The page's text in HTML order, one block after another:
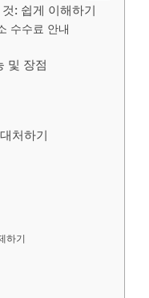
: 쉽게 이해하기
수수료 안내
및 장점
처하기
하기